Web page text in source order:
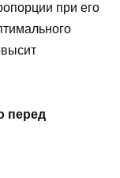
при его
перед